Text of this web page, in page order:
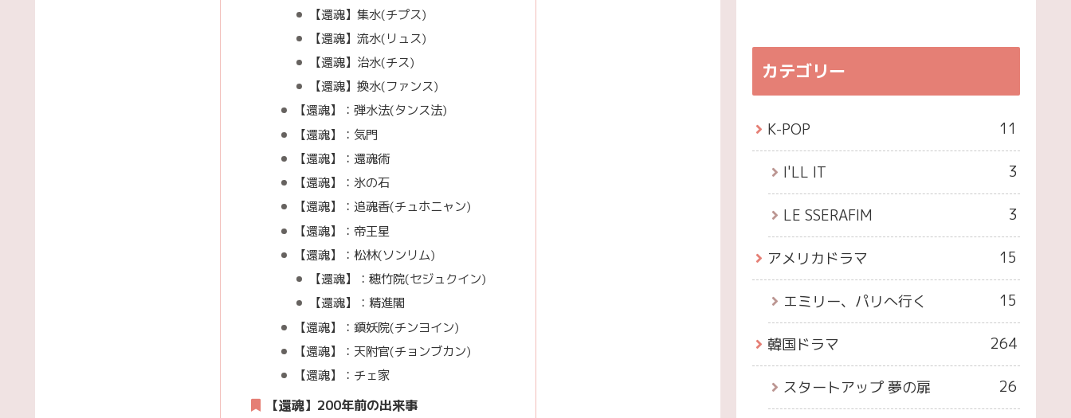
【還魂】集水(チプス)
【還魂】流水(リュス)
【還魂】治水(チス)
【還魂】換水(ファンス)
【還魂】：弾水法(タンス法)
【還魂】：気門
【還魂】：還魂術
【還魂】：氷の石
【還魂】：追魂香(チュホニャン)
【還魂】：帝王星
【還魂】：松林(ソンリム)
【還魂】：穂竹院(セジュクイン)
【還魂】：精進閣
【還魂】：鎮妖院(チンヨイン)
【還魂】：天附官(チョンブカン)
【還魂】：チェ家
【還魂】200年前の出来事
カテゴリー
K-POP 11
I'LL IT 3
LE SSERAFIM 3
アメリカドラマ 15
エミリー、パリへ行く 15
韓国ドラマ 264
スタートアップ 夢の扉 26